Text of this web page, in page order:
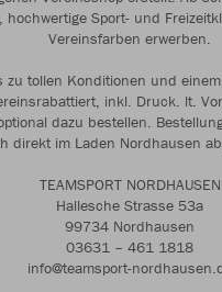
hochwertige Sport- und
Vereinsfarben erwerben.
zu tollen Konditionen und
inkl. Druck. lt.
dazu bestellen.
direkt im Laden Nordhausen
TEAMSPORT NORDHAUSEN
Hallesche Strasse 53a
99734 Nordhausen
03631 – 461 1818
info@teamsport-